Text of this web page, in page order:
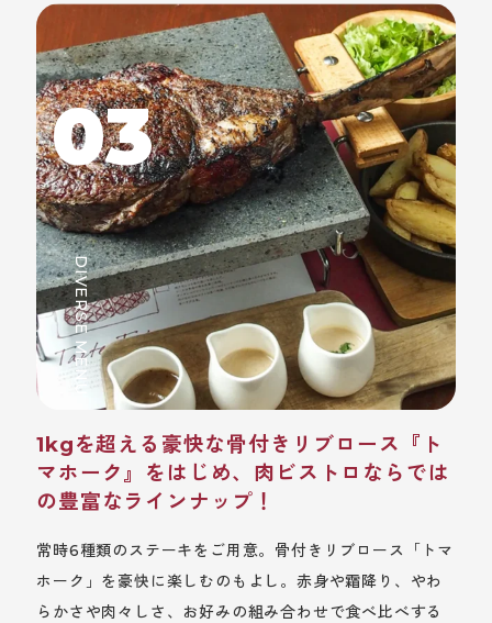
03
DIVERSE MENU
1kgを超える豪快な骨付きリブロース『ト
マホーク』をはじめ、肉ビストロならでは
の豊富なラインナップ！
常時6種類のステーキをご用意。骨付きリブロース「トマ
ホーク」を豪快に楽しむのもよし。赤身や霜降り、やわ
らかさや肉々しさ、お好みの組み合わせで食べ比べする